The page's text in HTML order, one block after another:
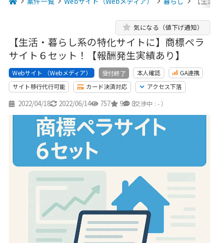
【生活・暮らし系の特化サイトに】商標ペラ
サイト６セット！【報酬発生実績あり】
気になる（値下げ通知）
Webサイト （Webメディア） 受付終了 本人確認
GA連携
サイト移行代行可能
カード決済対応 アクセス下落
2022/04/18 2022/06/14 757 9 3
（交渉中 : - ）